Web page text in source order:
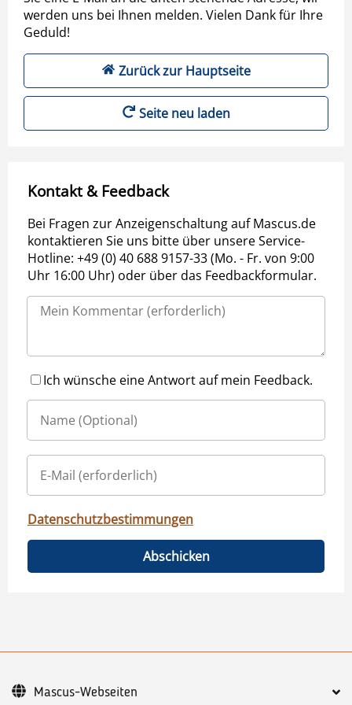
werden uns bei Ihnen melden. Vielen Dank für Ihre
Geduld!
Zurück zur Hauptseite
Seite neu laden
Kontakt & Feedback
Bei Fragen zur Anzeigenschaltung auf Mascus.de
kontaktieren Sie uns bitte über unsere Service-
Hotline: +49 (0) 40 688 9157-33 (Mo. - Fr. von 9:00
Uhr 16:00 Uhr) oder über das Feedbackformular.
Ich wünsche eine Antwort auf mein Feedback.
Datenschutzbestimmungen
Abschicken
Mascus-Webseiten